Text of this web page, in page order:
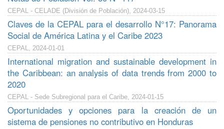
CEPAL - CELADE (División de Población), 2024-03-15
Claves de la CEPAL para el desarrollo N°17: Panorama
Social de América Latina y el Caribe 2023
CEPAL, 2024-01-01
International migration and sustainable development in
the Caribbean: an analysis of data trends from 2000 to
2020
CEPAL - Sede Subregional para el Caribe, 2024-01-15
Oportunidades y opciones para la creación de un
sistema de pensiones no contributivo en Honduras